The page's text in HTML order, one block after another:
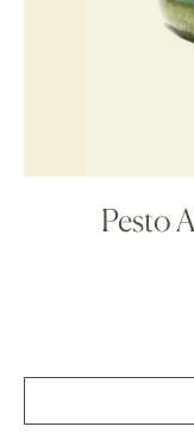
Pesto